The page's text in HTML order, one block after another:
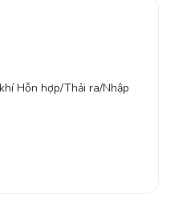
Hỗn hợp/Thải ra/Nhập